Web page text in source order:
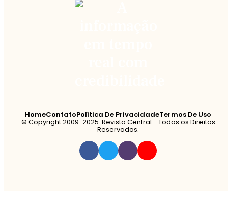
HomeContatoPolítica De PrivacidadeTermos De Uso
© Copyright 2009-2025. Revista Central - Todos os Direitos
Reservados.